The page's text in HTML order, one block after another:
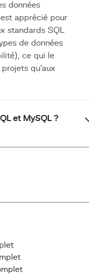
données
apprécié pour
standards SQL
de données
ce qui le
qu'aux
et MySQL ?